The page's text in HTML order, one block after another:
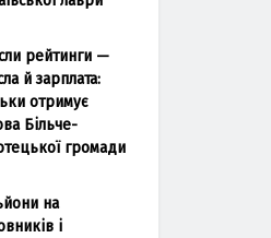
рейтинги —
й зарплата:
отримує
Більче-
громади
на
і